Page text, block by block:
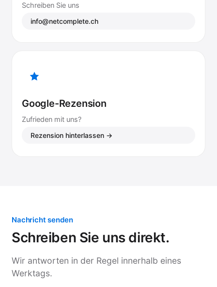
Schreiben Sie uns
info@netcomplete.ch
Google-Rezension
Zufrieden mit uns?
Rezension hinterlassen →
Nachricht senden
Schreiben Sie uns direkt.
Wir antworten in der Regel innerhalb eines
Werktags.